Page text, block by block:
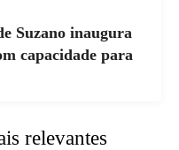
Suzano inaugura
capacidade para
relevantes